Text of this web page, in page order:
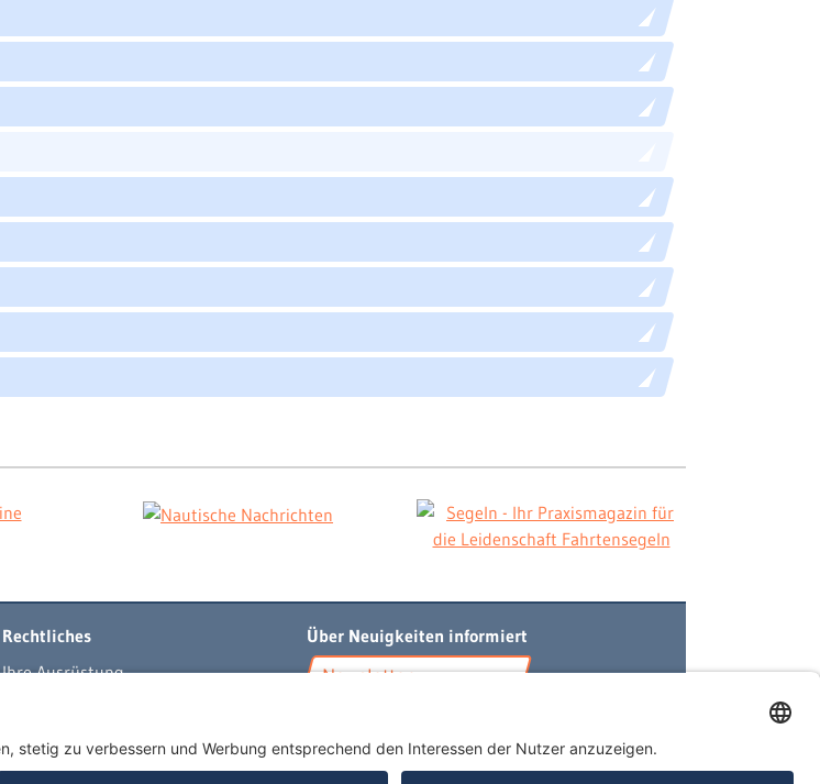
Rechtliches
Ihre Ausrüstung
Datenschutzerklärung
AGB
Über Neuigkeiten informiert
Newsletter